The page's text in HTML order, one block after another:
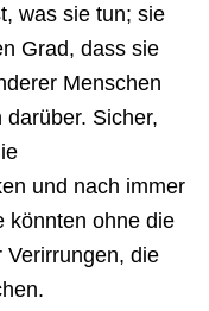
was sie tun; sie
Grad, dass sie
Menschen
Sicher,
und nach immer
könnten ohne die
Verirrungen, die